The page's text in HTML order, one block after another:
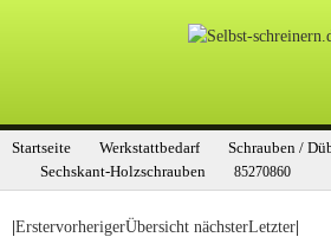
Startseite Werkstattbedarf Schrauben /
Sechskant-Holzschrauben
85270860
|ErstervorherigerÜbersicht nächsterLetzter|